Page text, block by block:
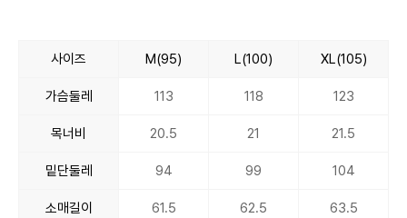
사이즈 M(95) L(100) XL(105)
가슴둘레 113 118 123
목너비 20.5 21 21.5
밑단둘레 94 99 104
소매길이 61.5 62.5 63.5